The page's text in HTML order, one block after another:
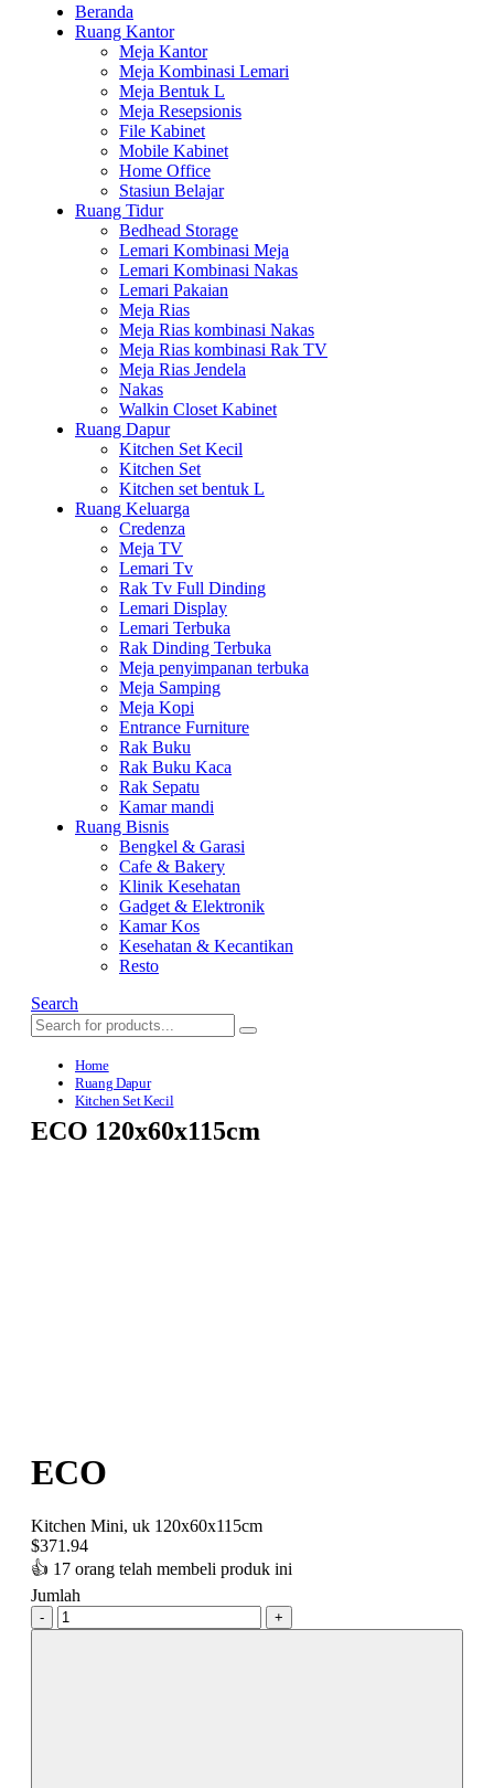
Beranda
Ruang Kantor
Meja Kantor
Meja Kombinasi Lemari
Meja Bentuk L
Meja Resepsionis
File Kabinet
Mobile Kabinet
Home Office
Stasiun Belajar
Ruang Tidur
Bedhead Storage
Lemari Kombinasi Meja
Lemari Kombinasi Nakas
Lemari Pakaian
Meja Rias
Meja Rias kombinasi Nakas
Meja Rias kombinasi Rak TV
Meja Rias Jendela
Nakas
Walkin Closet Kabinet
Ruang Dapur
Kitchen Set Kecil
Kitchen Set
Kitchen set bentuk L
Ruang Keluarga
Credenza
Meja TV
Lemari Tv
Rak Tv Full Dinding
Lemari Display
Lemari Terbuka
Rak Dinding Terbuka
Meja penyimpanan terbuka
Meja Samping
Meja Kopi
Entrance Furniture
Rak Buku
Rak Buku Kaca
Rak Sepatu
Kamar mandi
Ruang Bisnis
Bengkel & Garasi
Cafe & Bakery
Klinik Kesehatan
Gadget & Elektronik
Kamar Kos
Kesehatan & Kecantikan
Resto
Search
Home
Ruang Dapur
Kitchen Set Kecil
ECO 120x60x115cm
ECO
Kitchen Mini, uk 120x60x115cm
$371.94
👍 17 orang telah membeli produk ini
Jumlah
- +